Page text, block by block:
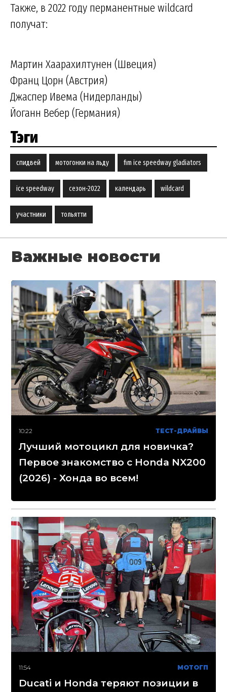
Также, в 2022 году перманентные wildcard
получат:
Мартин Хаарахилтунен (Швеция)
Франц Цорн (Австрия)
Джаспер Ивема (Нидерланды)
Йоганн Вебер (Германия)
Тэги
спидвей мотогонки на льду fim ice speedway gladiators
ice speedway сезон-2022 календарь wildcard
участники тольятти
Важные новости
10:22 ТЕСТ-ДРАЙВЫ
Лучший мотоцикл для новичка?
Первое знакомство с Honda NX200
(2026) - Хонда во всем!
11:54 МОТОГП
Ducati и Honda теряют позиции в